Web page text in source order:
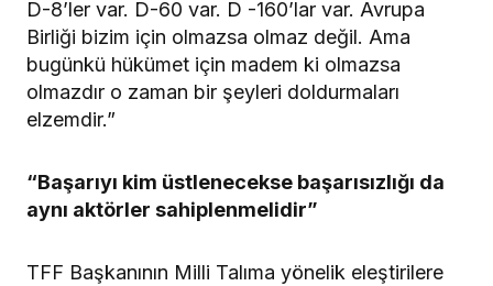
D-8’ler var. D-60 var. D -160’lar var. Avrupa
Birliği bizim için olmazsa olmaz değil. Ama
bugünkü hükümet için madem ki olmazsa
olmazdır o zaman bir şeyleri doldurmaları
elzemdir.”
“Başarıyı kim üstlenecekse başarısızlığı da
aynı aktörler sahiplenmelidir”
TFF Başkanının Milli Talıma yönelik eleştirilere